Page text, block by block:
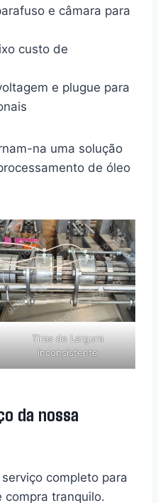
e câmara para
custo de
e plugue para
na uma solução
de óleo
Tiras de Largura
Inconsistente
da nossa
completo para
compra tranquilo.